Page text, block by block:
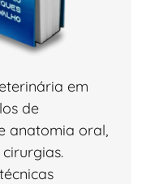
em
de
anatomia oral,